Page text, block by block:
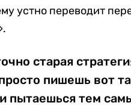
устно переводит
старая
пишешь вот
пытаешься тем